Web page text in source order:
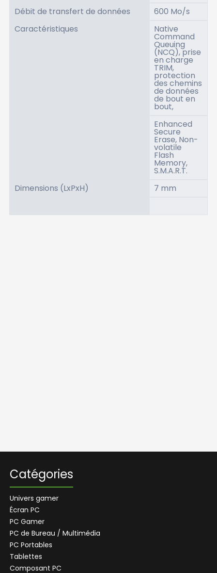
Débit de transfert de données
600 Mo/s
Caractéristiques
Native
Command
Queuing
(NCQ), prise
en charge
TRIM,
protection
des chemins
de données
de bout en
bout,
Enhanced
Secure
Erase, Non-
volatile
Flash
Memory,
S.M.A.R.T.
Dimensions (LxPxH)
7 mm
Catégories
Univers gamer
Écran PC
PC Gamer
PC de Bureau / Multimédia
PC Portables
Tablettes
Composant PC